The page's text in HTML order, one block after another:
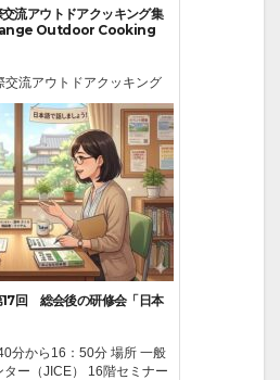
流アウトドアクッキング集
Outdoor Cooking
流アウトドアクッキング
Outdoor Cooking
施します。スタッフは9時
。 The event will be held on
回 総会後の研修会「日本
分から16：50分 場所 一般
ー（JICE） 16階セミナー